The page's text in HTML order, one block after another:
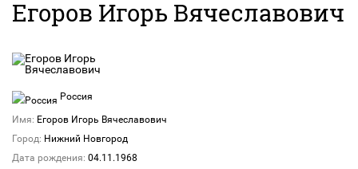
Егоров Игорь Вячеславович
Россия
Имя: Егоров Игорь Вячеславович
Город: Нижний Новгород
Дата рождения: 04.11.1968